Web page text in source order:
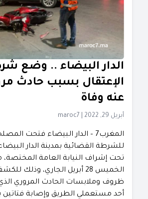
الدار البيضاء .. وضع
الإعتقال بسبب حادث
عنه وفاة
أبريل 29, 2022 maroc7
المغرب7 – الدار البيضاء فتحت
للشرطة القضائية بمدينة الدار
تحت إشراف النيابة العامة المختصة،
الخميس 28 أبريل الجاري، وذلك
ظروف وملابسات الحادث المروري
أحد مستعملي الطريق وإصابة فتاتين